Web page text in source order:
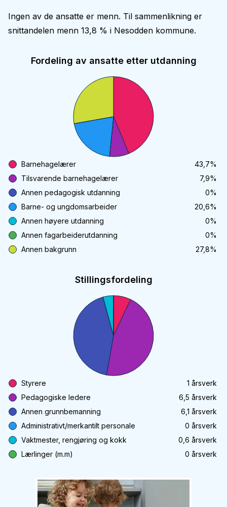
Ingen av de ansatte er menn. Til sammenlikning er
snittandelen menn 13,8 % i Nesodden kommune.
Fordeling av ansatte etter utdanning
Barnehagelærer 43,7%
Tilsvarende barnehagelærer
7,9%
Annen pedagogisk utdanning
0%
Barne- og ungdomsarbeider
20,6%
Annen høyere utdanning
0%
Annen fagarbeiderutdanning
0%
Annen bakgrunn
27,8%
Stillingsfordeling
Styrere 1 årsverk
Pedagogiske ledere
6,5 årsverk
Annen grunnbemanning
6,1 årsverk
Administrativt/merkantilt personale
0 årsverk
Vaktmester, rengjøring og kokk
0,6 årsverk
Lærlinger (m.m)
0 årsverk